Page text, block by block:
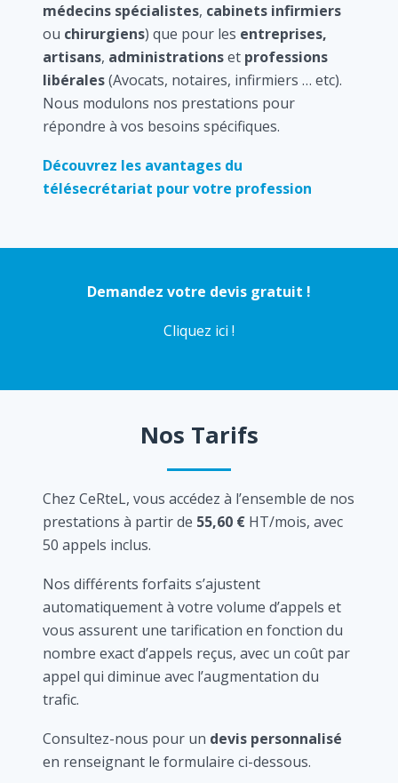
médecins spécialistes, cabinets infirmiers
ou chirurgiens) que pour les entreprises,
artisans, administrationset professions
libérales(Avocats, notaires, infirmiers … etc).
Nous modulons nos prestations pour
répondre à vos besoins spécifiques.
Découvrez les avantages du
télésecrétariat pour votre profession
Demandez votre devis gratuit !
Cliquez ici !
Nos Tarifs
Chez CeRteL, vous accédez à l’ensemble de nos
prestations à partir de 55,60 € HT/mois, avec
50 appels inclus.
Nos différents forfaits s’ajustent
automatiquement à votre volume d’appels et
vous assurent une tarification en fonction du
nombre exact d’appels reçus, avec un coût par
appel qui diminue avec l’augmentation du
trafic.
Consultez-nous pour un devis personnalisé
en renseignant le formulaire ci-dessous.